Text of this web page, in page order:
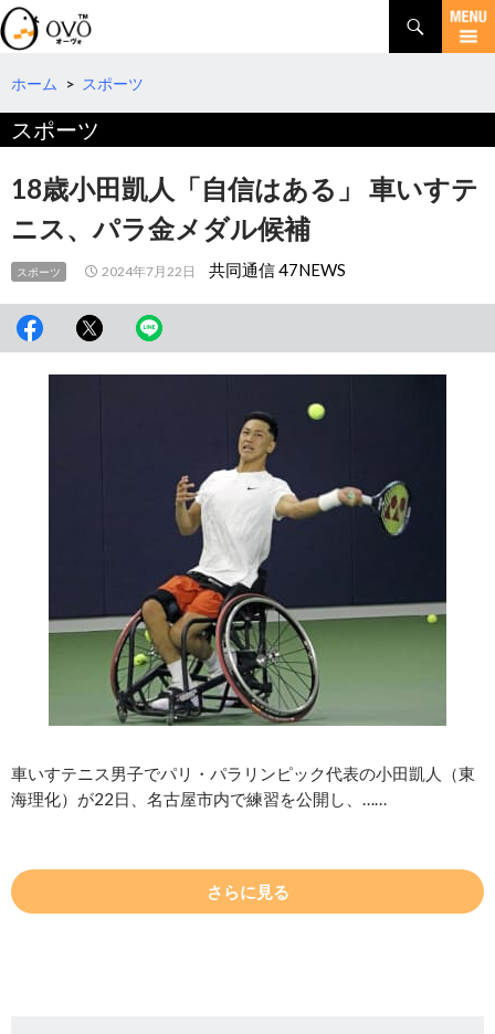
検
索
コ
テ
へ
ホーム > スポーツ
スポーツ
18歳小田凱人「自信はある」 車いすテ
ニス、パラ金メダル候補
スポーツ 2024年7月22日 共同通信 47NEWS
車いすテニス男子でパリ・パラリンピック代表の小田凱人（東
海理化）が22日、名古屋市内で練習を公開し、……
さらに見る